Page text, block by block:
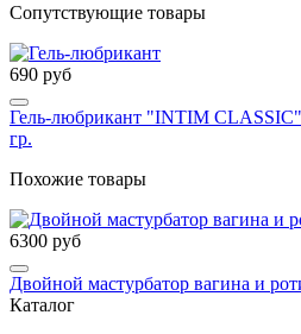
Сопутствующие товары
690 руб
Гель-любрикант "INTIM
гр.
Похожие товары
6300 руб
Двойной мастурбатор вагина и
Каталог